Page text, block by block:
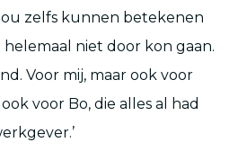
zelfs kunnen betekenen
niet door kon gaan.
Voor mij, maar ook voor
voor Bo, die alles al had